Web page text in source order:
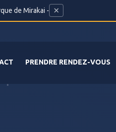
de Mirakai - ×
PRENDRE RENDEZ-VOUS